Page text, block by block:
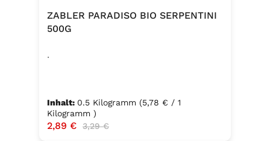
ZABLER PARADISO BIO SERPENTINI
500G
.
Inhalt: 0.5 Kilogramm (5,78 € / 1
Kilogramm )
Verkaufspreis:
2,89 € Regulärer Preis:
3,29 €